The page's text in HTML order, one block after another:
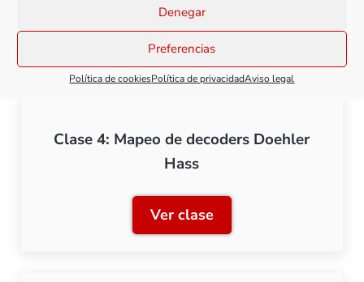
Denegar
Preferencias
Política de cookiesPolítica de privacidadAviso legal
Ver claseClase 3: Mapeo de
Clase 4: Mapeo de decoders Doehler
Hass
Ver claseClase 4: Mapeo de